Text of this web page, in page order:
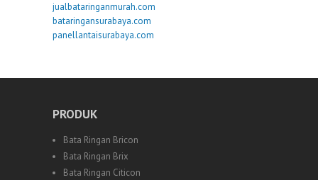
jualbataringanmurah.com
bataringansurabaya.com
panellantaisurabaya.com
PRODUK
Bata Ringan Bricon
Bata Ringan Brix
Bata Ringan Citicon